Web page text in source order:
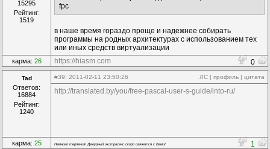
15295
Рейтинг:
1519
fpc
в наше время гораздо проще и надежнее собирать
программы на родных архитектурах с использованием тех
или иных средств виртуализации
карма: 26 https://hiasm.com 0
Tad
Ответов:
16884
Рейтинг:
1240
#39: 2011-02-11 23:50:26 ЛС | профиль | цитата
http://translated.by/you/free-pascal-user-s-guide/into-ru/
карма: 25 Немного терпения! Дежурный экстрасенс скоро свяжется с Вами!
1